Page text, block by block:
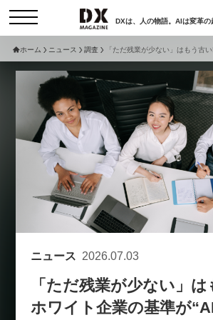
DXは、人の物語。AIは変革の
インタビ
セミナー ニュース
サービスメニュー 日本オム
トップページ
特集
動画
サイトマップ
お問い合わせ
個人情報保護法について
採用情報
検索
現在開催予定のセミ
セミナー
【8/12開催】「
数値化する」
学ぶ資金調達・
2026-06-10
ホーム ニュース 調査 「ただ残業が少ない」はもう古
ニュース 2026.07.03
「ただ残業が少ない」
ホワイト企業の基準が